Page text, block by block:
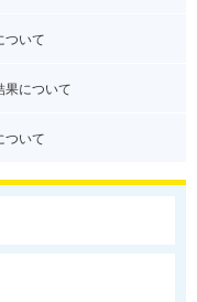
ついて
果について
ついて